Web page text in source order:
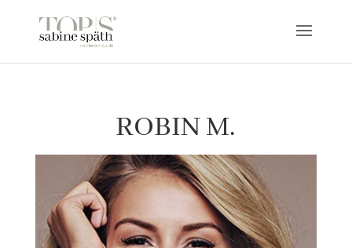
ROBIN M.